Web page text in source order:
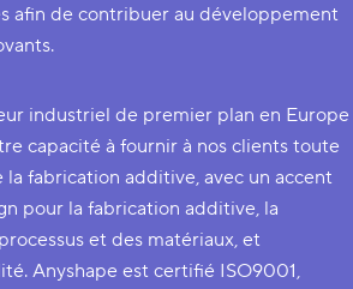
afin de contribuer au développement
industriel de premier plan en Europe
capacité à fournir à nos clients toute
la fabrication additive, avec un accent
pour la fabrication additive, la
et des matériaux, et
Anyshape est certifié ISO9001,